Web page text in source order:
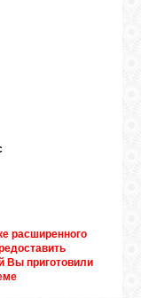
расширенного
Вы приготовили